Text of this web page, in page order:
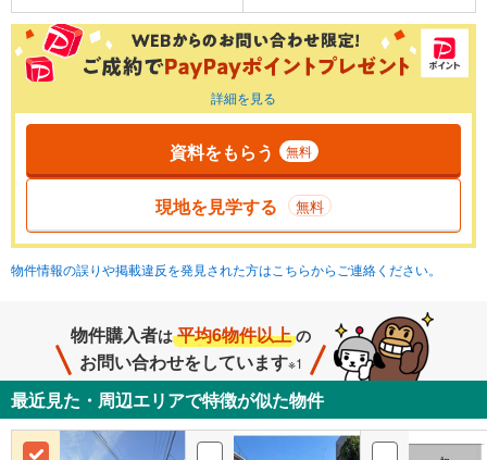
詳細を見る
資料をもらう 無料
現地を見学する 無料
物件情報の誤りや掲載違反を発見された方はこちらからご連絡ください。
物件購入者は 平均6物件以上 の
お問い合わせをしています※1
最近見た・周辺エリアで特徴が似た物件